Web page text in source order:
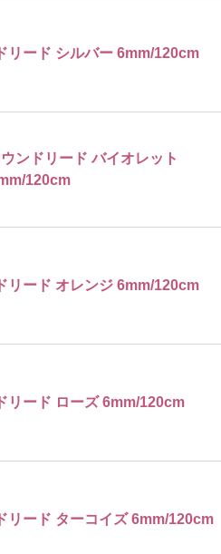
リード シルバー 6mm/120cm
ンドリード バイオレット
120cm
リード オレンジ 6mm/120cm
リード ローズ 6mm/120cm
リード ターコイズ 6mm/120cm